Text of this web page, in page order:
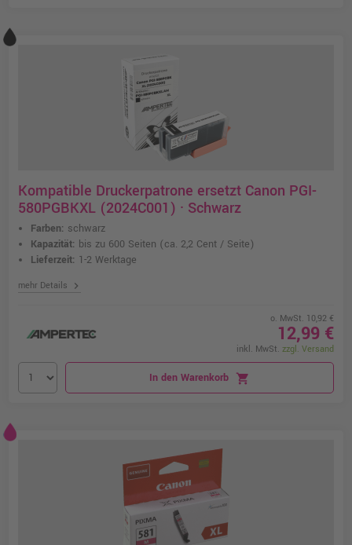
Kompatible Druckerpatrone ersetzt Canon PGI-
580PGBKXL (2024C001) · Schwarz
Farben: schwarz
Kapazität: bis zu 600 Seiten (ca. 2,2 Cent / Seite)
Lieferzeit: 1-2 Werktage
mehr Details chevron_right
o. MwSt. 10,92 €
12,99 €
inkl. MwSt. zzgl. Versand
In den Warenkorb shopping_cart